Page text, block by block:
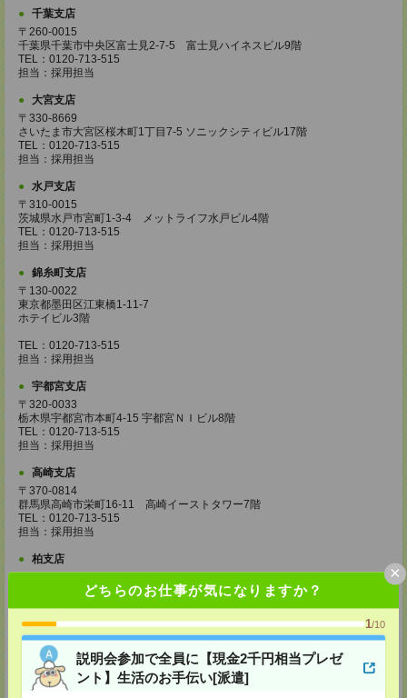
どちらのお仕事が気になりますか？
1/10
説明会参加で全員に【現金2千円相当プレゼ
ント】生活のお手伝い[派遣]
×
千葉支店
〒260-0015
千葉県千葉市中央区富士見2-7-5 富士見ハイネスビル9階
TEL：0120-713-515
担当：採用担当
大宮支店
〒330-8669
さいたま市大宮区桜木町1丁目7-5 ソニックシティビル17階
TEL：0120-713-515
担当：採用担当
水戸支店
〒310-0015
茨城県水戸市宮町1-3-4 メットライフ水戸ビル4階
TEL：0120-713-515
担当：採用担当
錦糸町支店
〒130-0022
東京都墨田区江東橋1-11-7
ホテイビル3階
TEL：0120-713-515
担当：採用担当
宇都宮支店
〒320-0033
栃木県宇都宮市本町4-15 宇都宮ＮＩビル8階
TEL：0120-713-515
担当：採用担当
高崎支店
〒370-0814
群馬県高崎市栄町16-11 高崎イーストタワー7階
TEL：0120-713-515
担当：採用担当
柏支店
千葉県柏市末広町7-3 柏第一生命ビル4階
担当：採用担当
八王子支店
東京都八王子市東町1－6 橋完ＬＫビル 3階
TEL：0120-713-515
担当：採用担当